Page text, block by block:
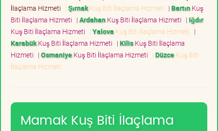
İlaçlama Hizmeti | ŞırnakKuş Biti İlaçlama Hizmeti | BartınKuş
Biti İlaçlama Hizmeti | ArdahanKuş Biti İlaçlama Hizmeti | Iğdır
Kuş Biti İlaçlama Hizmeti | Yalova Kuş Biti İlaçlama Hizmeti |
KarabükKuş Biti İlaçlama Hizmeti | KilisKuş Biti İlaçlama
Hizmeti | OsmaniyeKuş Biti İlaçlama Hizmeti | DüzceKuş Biti
İlaçlama Hizmeti
Mamak Kuş Biti İlaçlama